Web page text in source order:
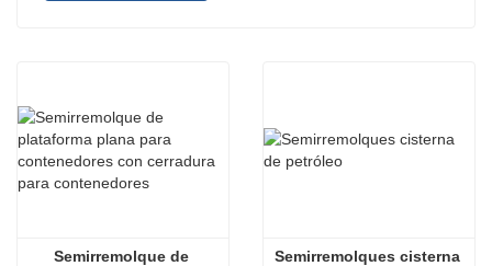
Semirremolque de
Semirremolques cisterna